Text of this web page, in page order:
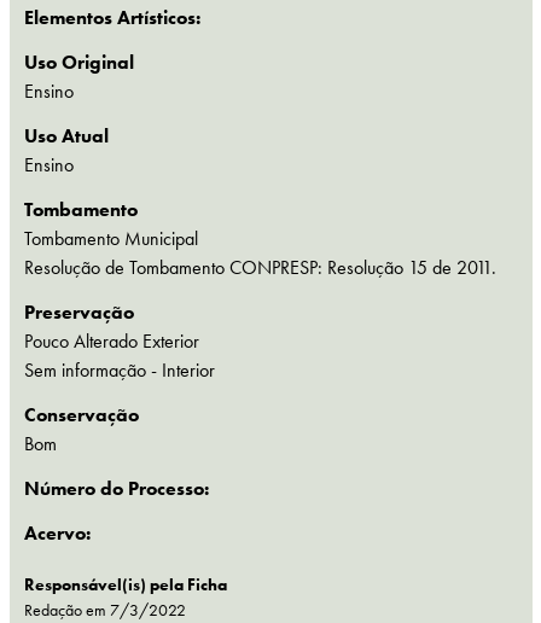
Elementos Artísticos:
Uso Original
Ensino
Uso Atual
Ensino
Tombamento
Tombamento Municipal
Resolução de Tombamento CONPRESP: Resolução 15 de 2011.
Preservação
Pouco Alterado Exterior
Sem informação - Interior
Conservação
Bom
Número do Processo:
Acervo:
Responsável(is) pela Ficha
Redação em 7/3/2022